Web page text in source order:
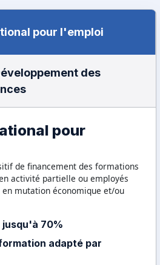
pour l'emploi
des
pour
de financement des formations
activité partielle ou employés
mutation économique et/ou
jusqu'à 70%
adapté par